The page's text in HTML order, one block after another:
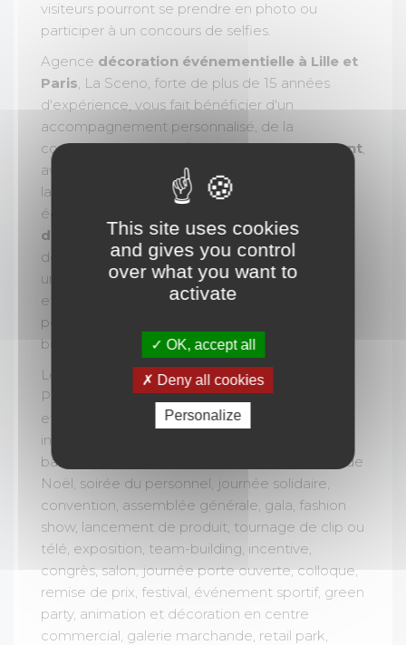
visiteurs pourront se prendre en photo ou
participer à un concours de selfies.
Agence décoration événementielle à Lille et
Paris , La Sceno, forte de plus de 15 années
d'expérience, vous fait bénéficier d'un
accompagnement personnalisé, de la
conception à lacréation de votre événement
avec la
location de décorations
la location d'une table ronde nordique), mais
également la
décors
. Choisir La Sceno pour la location de
décoration sur le thème après-ski, c'est choisir
une décoration clé en main, conçue, fabriquée
et orchestrée de A à Z, de manière
personnalisée et dans le respect de votre
budget
Les agences deLa Scenose situent à Lille et
Paris, mais nous intervenons partout en France
et à l'étranger, sur votre site, en outdoor ou en
indoor pour tout type d'événements (mariage,
baby shower, anniversaire, Bar Mitzvah, Arbre de
Noël , soirée du personnel, journée solidaire,
convention, assemblée générale, gala, fashion
show, lancement de produit, tournage de clip ou
télé, exposition, team-building, incentive,
congrès, salon, journée porte ouverte, colloque,
remise de prix, festival, événement sportif, green
party, animation et décoration en centre
commercial, galerie marchande, retail park,
This site uses cookies
and gives you control
over what you want to
activate
OK, accept all
Deny all cookies
Personalize